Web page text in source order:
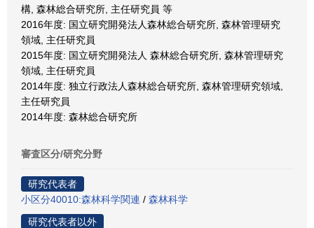
構, 森林総合研究所, 主任研究員 等
2016年度: 国立研究開発法人森林総合研究所, 森林管理研究
領域, 主任研究員
2015年度: 国立研究開発法人 森林総合研究所, 森林管理研究
領域, 主任研究員
2014年度: 独立行政法人森林総合研究所, 森林管理研究領域,
主任研究員
2014年度: 森林総合研究所
審査区分/研究分野
研究代表者
小区分40010:森林科学関連 / 森林科学
研究代表者以外